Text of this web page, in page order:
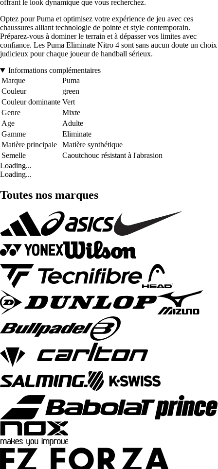
offrant le look dynamique que vous recherchez.
Optez pour Puma et optimisez votre expérience de jeu avec ces
chaussures alliant technologie de pointe et style contemporain.
Préparez-vous à dominer le terrain et à dépasser vos limites avec
confiance. Les Puma Eliminate Nitro 4 sont sans aucun doute un choix
judicieux pour chaque joueur de handball sérieux.
Informations complémentaires
Marque
Puma
Couleur
green
Couleur dominante Vert
Genre
Mixte
Age
Adulte
Gamme
Eliminate
Matière principale
Matière synthétique
Semelle
Caoutchouc résistant à l'abrasion
Loading...
Loading...
Toutes nos marques